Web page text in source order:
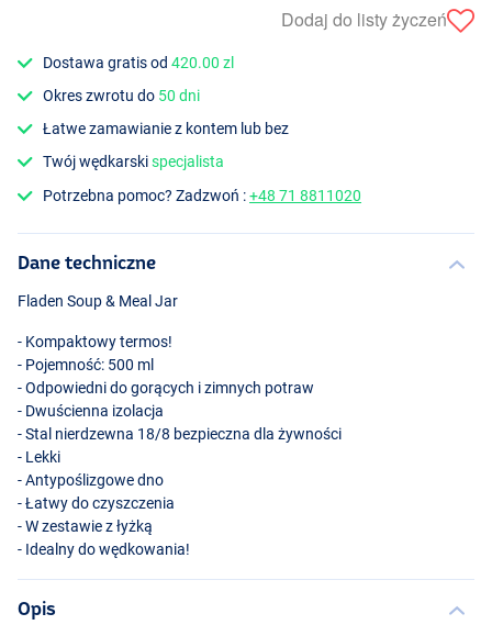
Dodaj do listy życzeń
Dostawa gratis od420.00 zl
Okres zwrotu do 50 dni
Łatwe zamawianie z kontem lub bez
Twój wędkarskispecjalista
Potrzebna pomoc? Zadzwoń :+48 71 8811020
Dane techniczne
Fladen Soup & Meal Jar
- Kompaktowy termos!
- Pojemność: 500 ml
- Odpowiedni do gorących i zimnych potraw
- Dwuścienna izolacja
- Stal nierdzewna 18/8 bezpieczna dla żywności
- Lekki
- Antypoślizgowe dno
- Łatwy do czyszczenia
- W zestawie z łyżką
- Idealny do wędkowania!
Opis